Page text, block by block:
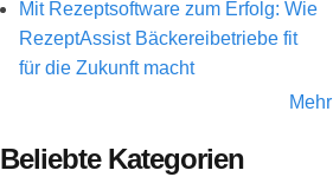
Mit Rezeptsoftware zum Erfolg: Wie
RezeptAssist Bäckereibetriebe fit
für die Zukunft macht
Mehr
Beliebte Kategorien